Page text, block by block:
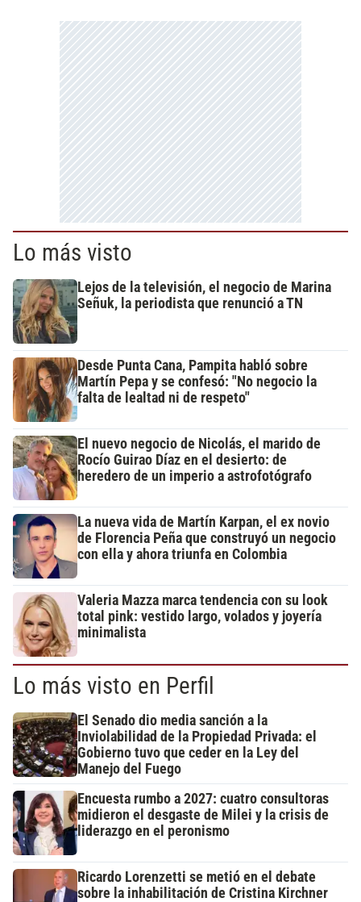
Lo más visto
Lejos de la televisión, el negocio de Marina
Señuk, la periodista que renunció a TN
Desde Punta Cana, Pampita habló sobre
Martín Pepa y se confesó: "No negocio la
falta de lealtad ni de respeto"
El nuevo negocio de Nicolás, el marido de
Rocío Guirao Díaz en el desierto: de
heredero de un imperio a astrofotógrafo
La nueva vida de Martín Karpan, el ex novio
de Florencia Peña que construyó un negocio
con ella y ahora triunfa en Colombia
Valeria Mazza marca tendencia con su look
total pink: vestido largo, volados y joyería
minimalista
Lo más visto en Perfil
El Senado dio media sanción a la
Inviolabilidad de la Propiedad Privada: el
Gobierno tuvo que ceder en la Ley del
Manejo del Fuego
Encuesta rumbo a 2027: cuatro consultoras
midieron el desgaste de Milei y la crisis de
liderazgo en el peronismo
Ricardo Lorenzetti se metió en el debate
sobre la inhabilitación de Cristina Kirchner